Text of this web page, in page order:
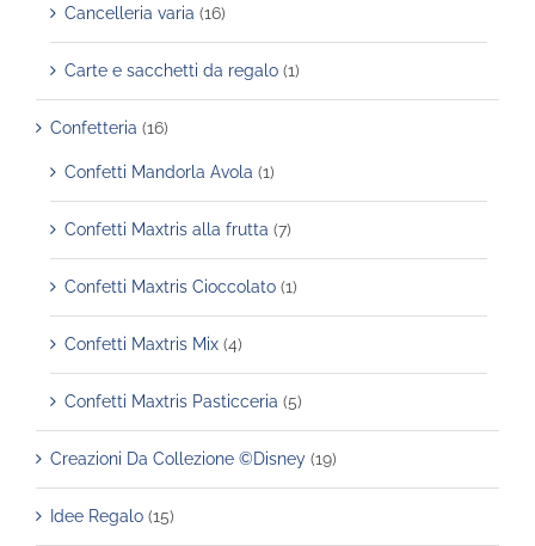
Cancelleria varia (16)
Carte e sacchetti da regalo (1)
Confetteria (16)
Confetti Mandorla Avola (1)
Confetti Maxtris alla frutta (7)
Confetti Maxtris Cioccolato (1)
Confetti Maxtris Mix (4)
Confetti Maxtris Pasticceria (5)
Creazioni Da Collezione ©Disney (19)
Idee Regalo (15)